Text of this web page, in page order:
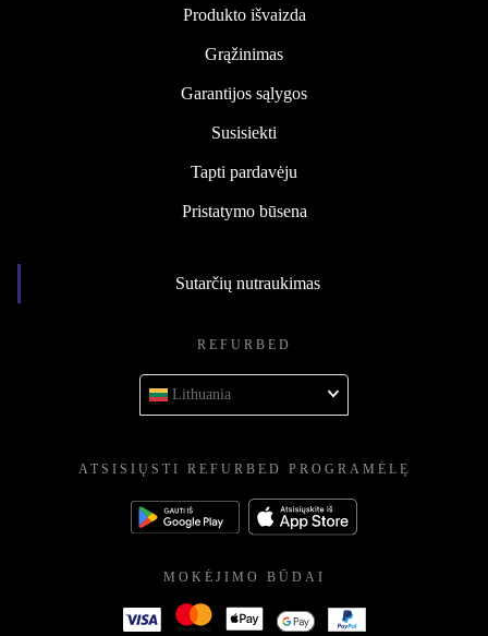
Produkto išvaizda
Grąžinimas
Garantijos sąlygos
Susisiekti
Tapti pardavėju
Pristatymo būsena
Sutarčių nutraukimas
REFURBED
Lithuania
ATSISIŲSTI REFURBED PROGRAMĖLĘ
MOKĖJIMO BŪDAI